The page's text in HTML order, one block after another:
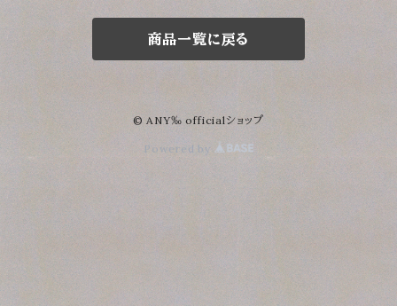
商品一覧に戻る
© ANY‰ officialショップ
Powered by